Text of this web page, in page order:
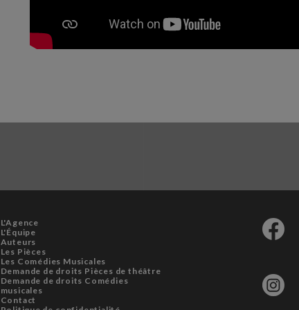
L'Agence
L'Équipe
Auteurs
Les Pièces
Les Comédies Musicales
Demande de droits Pièces de théâtre
Demande de droits Comédies
musicales
Contact